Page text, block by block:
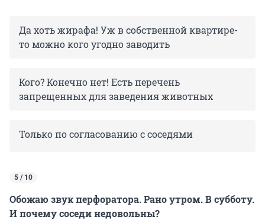
Да хоть жирафа! Уж в собственной квартире-
то можно кого угодно заводить
Кого? Конечно нет! Есть перечень
запрещенных для заведения животных
Только по согласованию с соседями
5 / 10
Обожаю звук перфоратора. Рано утром. В субботу.
И почему соседи недовольны?